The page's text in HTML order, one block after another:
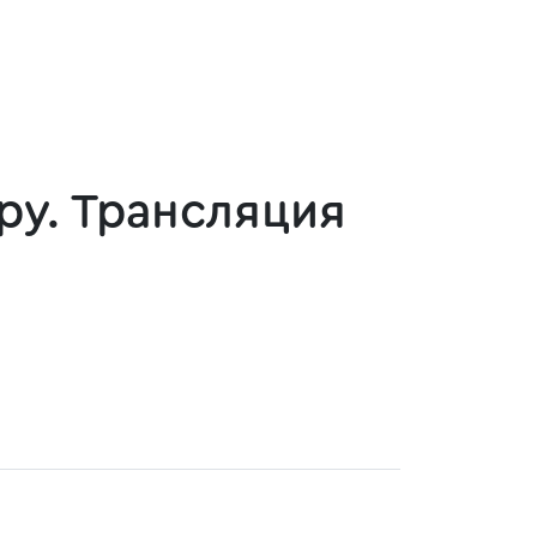
Трансляция